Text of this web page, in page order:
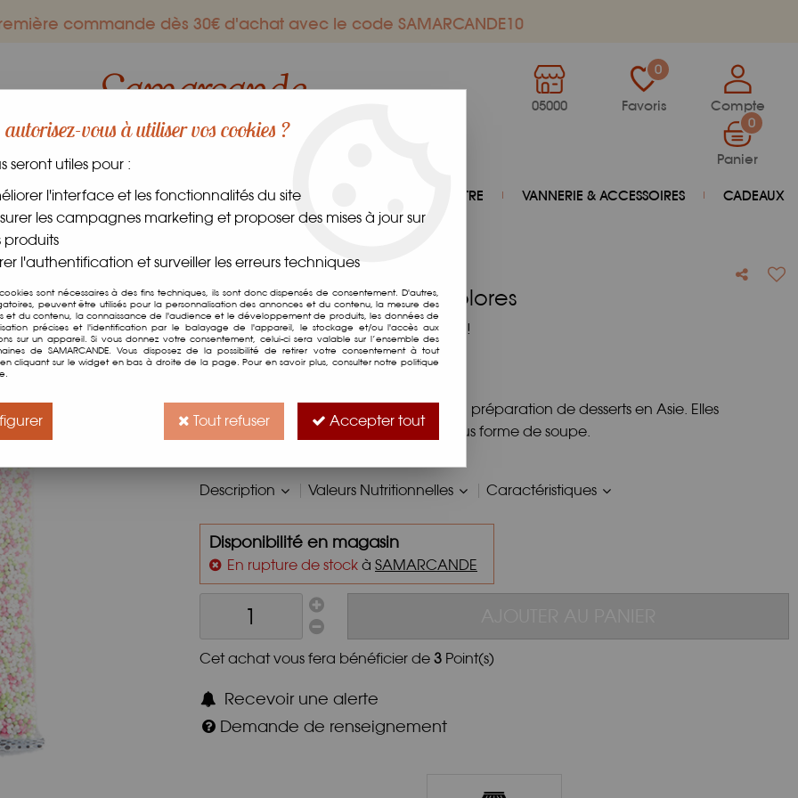
commande dès 30€ d'achat avec le code SAMARCANDE10
05000
0
Favoris Compte
0
Panier
GOURMANDS DANS LE MONDE FRAIS BIEN-ÊTRE VANNERIE & ACCESSOIRES CADEAUX
Perles De Tapioca Multicolores
Soyez le premier à donner votre avis !
3,00 €TTC
Les billes de Tapioca servent surtout à la préparation de desserts en Asie. Elles
apportent de la texture aux desserts sous forme de soupe.
Description Valeurs Nutritionnelles Caractéristiques
Disponibilité en magasin
En rupture de stock à SAMARCANDE
Cet achat vous fera bénéficier de 3 Point(s)
Recevoir une alerte
Demande de renseignement
vous à utiliser vos cookies ?
seront utiles pour :
l'interface et les fonctionnalités du site
les campagnes marketing et proposer des mises à jour sur
produits
l'authentification et surveiller les erreurs techniques
sont nécessaires à des fins techniques, ils sont donc dispensés de consentement. D'autres,
peuvent être utilisés pour la personnalisation des annonces et du contenu, la mesure des
et du contenu, la connaissance de l'audience et le développement de produits, les données de
précises et l'identification par le balayage de l'appareil, le stockage et/ou l'accès aux
sur un appareil. Si vous donnez votre consentement, celui-ci sera valable sur l’ensemble des
de SAMARCANDE. Vous disposez de la possibilité de retirer votre consentement à tout
cliquant sur le widget en bas à droite de la page. Pour en savoir plus, consulter notre politique
Tout refuser Accepter tout